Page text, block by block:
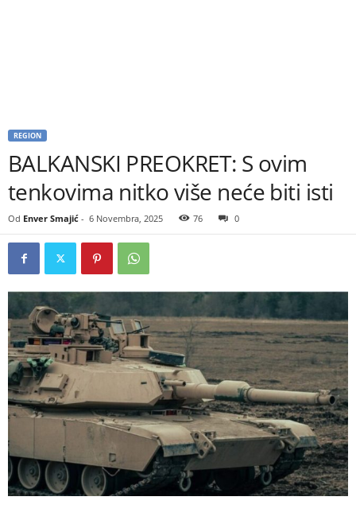
REGION
BALKANSKI PREOKRET: S ovim
tenkovima nitko više neće biti isti
Od Enver Smajić - 6 Novembra, 2025 76 0